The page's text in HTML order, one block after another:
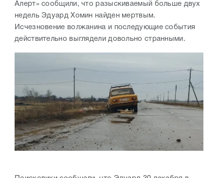
Алерт» сообщили, что разыскиваемый больше двух
недель Эдуард Хомин найден мертвым.
Исчезновение волжанина и последующие события
действительно выглядели довольно странными.